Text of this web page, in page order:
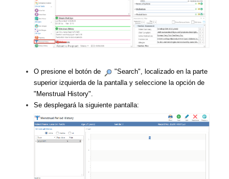
O presione el botón de
"Search", localizado en la parte
superior izquierda de la pantalla y seleccione la opción de
"Menstrual History".
Se desplegará la siguiente pantalla: